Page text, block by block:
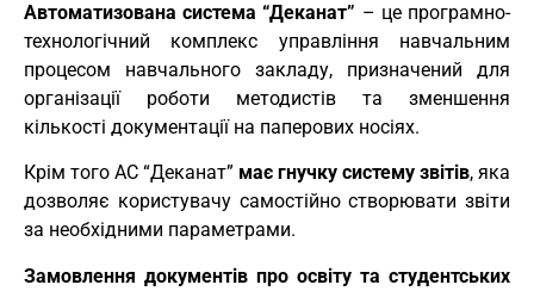
Автоматизована система “Деканат” – це програмно-
технологічний комплекс управління навчальним
процесом навчального закладу, призначений для
організації роботи методистів та зменшення
кількості документації на паперових носіях.
Крім того АС “Деканат” має гнучку систему звітів, яка
дозволяє користувачу самостійно створювати звіти
за необхідними параметрами.
Замовлення документів про освіту та студентських